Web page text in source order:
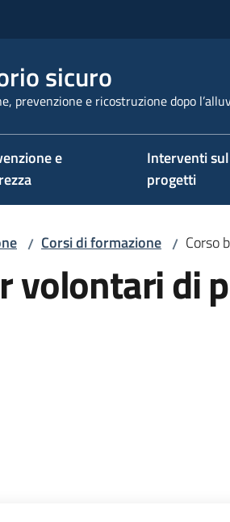
sicuro
prevenzione e ricostruzione dopo
e
Interventi
progetti
/ Corsi di formazione / Corso
volontari di